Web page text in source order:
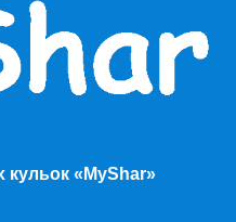
кульок «MyShar»